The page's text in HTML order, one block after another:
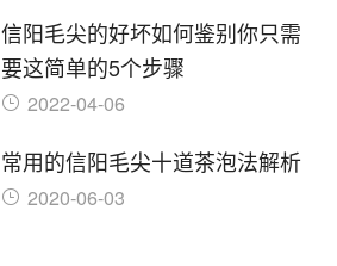
信阳毛尖的好坏如何鉴别你只需
要这简单的5个步骤
2022-04-06
常用的信阳毛尖十道茶泡法解析
2020-06-03